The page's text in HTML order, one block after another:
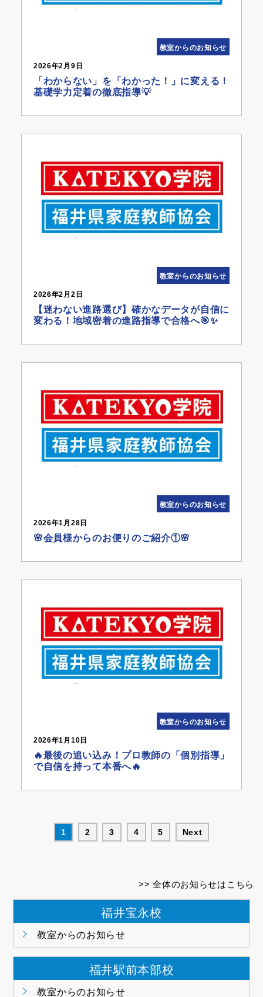
教室からのお知らせ
2026年2月9日
「わからない」を「わかった！」に変える！
基礎学力定着の徹底指導💡
教室からのお知らせ
2026年2月2日
【迷わない進路選び】確かなデータが自信に
変わる！地域密着の進路指導で合格へ🎯✨
教室からのお知らせ
2026年1月28日
🌸会員様からのお便りのご紹介①🌸
教室からのお知らせ
2026年1月10日
🔥最後の追い込み！プロ教師の「個別指導」
で自信を持って本番へ🔥
1 2 3 4 5 Next
全体のお知らせはこちら
福井宝永校
教室からのお知らせ
福井駅前本部校
教室からのお知らせ